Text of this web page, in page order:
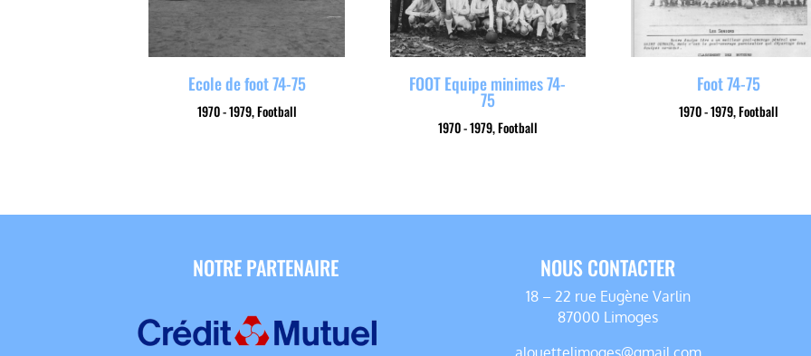
1970 - 1979,Football
Ecole de foot 74-75
1970 - 1979,Football
FOOT Equipe minimes 74-
75 1970 - 1979,Football
Foot 74-75
NOTRE PARTENAIRE NOUS CONTACTER
18 – 22 rue Eugène Varlin
87000 Limoges
alouettelimoges@gmail.com